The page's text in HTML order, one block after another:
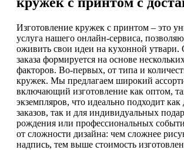
Изготовление кружек с принтом – это
услуга нашего онлайн-сервиса,
оживить свои идеи на кухонной утвари.
заказа формируется на основе
факторов. Во-первых, от типа и
кружек. Мы предлагаем широкий
включающий изготовление как оптом,
экземпляров, что идеально подходит
заказов, так и для индивидуальных
рождения или профессиональных
от сложности дизайна: чем сложнее
надпись, тем выше стоимость